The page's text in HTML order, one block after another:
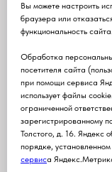
Вы можете настроить
браузера или
функциональность сайта.
Обработка
посетителя сайта
при помощи сервиса
использует файлы
ограниченной
зарегистрированному
Толстого, д. 16. Яндекс
порядке, установленном
сервиса